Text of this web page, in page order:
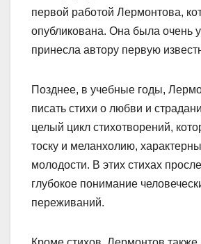
первой работой Лермонтова,
опубликована. Она была очень
принесла автору первую
Позднее, в учебные годы,
писать стихи о любви и
целый цикл стихотворений,
тоску и меланхолию,
молодости. В этих стихах
глубокое понимание
переживаний.